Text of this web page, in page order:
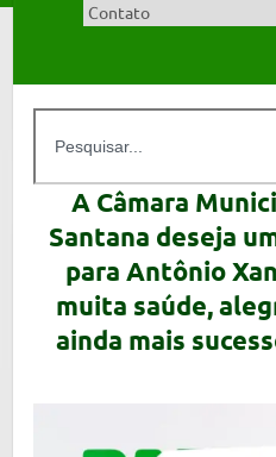
A Câmara
Santana deseja
para Antônio
muita saúde,
ainda mais